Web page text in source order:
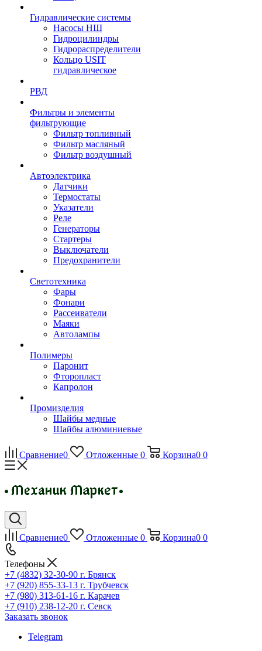
Гидравлические системы
Насосы НШ
Гидроцилиндры
Гидрораспределители
Кольцо USIT
гидравлическое
РВД
Фильтры и элементы
фильтрующие
Фильтр топливный
Фильтр масляный
Фильтр воздушный
Автоэлектрика
Датчики
Термостаты
Указатели
Реле
Генераторы
Стартеры
Выключатели
Предохранители
Светотехника
Фары
Фонари
Рассеиватели
Маяки
Автолампы
Полимеры
Паронит
Фторопласт
Капролон
Промизделия
Шайбы медные
Шайбы алюминиевые
Сравнение0 Отложенные 0 Корзина0 0
Сравнение0 Отложенные 0 Корзина0 0
Телефоны
+7 (4832) 32-30-90 г. Брянск
+7 (920) 855-33-13 г. Трубчевск
+7 (980) 313-61-16 г. Карачев
+7 (910) 238-12-20 г. Севск
Заказать звонок
Telegram